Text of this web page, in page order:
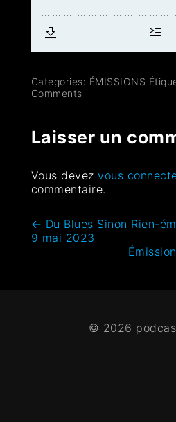
Categories: ÉMISSIONS
Comments
Laisser un
Vous devezvous
commentaire.
← Du Blues Sinon Rien-
9 mai 2023
© 2026